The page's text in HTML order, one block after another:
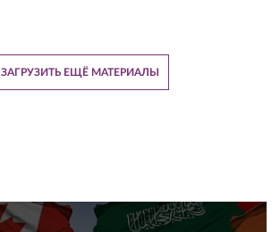
ЗАГРУЗИТЬ ЕЩЁ МАТЕРИАЛЫ